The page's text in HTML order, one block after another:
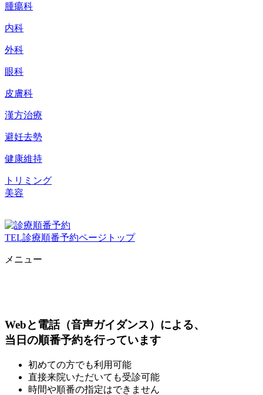
腫瘍科
内科
外科
眼科
皮膚科
漢方治療
避妊去勢
健康維持
トリミング
美容
TEL診療順番予約ページトップ
メニュー
Webと電話（音声ガイダンス）による、
当日の順番予約を行っています
初めての方でも利用可能
直接来院いただいても受診可能
時間や順番の指定はできません